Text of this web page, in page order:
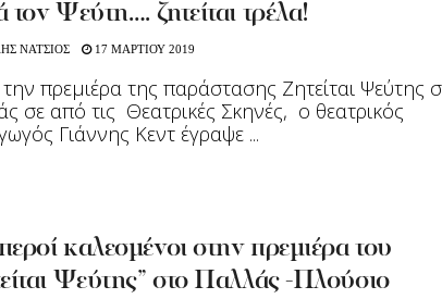
τον Ψεύτη…. ζητείται τρέλα!
ΝΑΤΣΙΟΣ 17 ΜΑΡΤΙΟΥ 2019
πρεμιέρα της παράστασης Ζητείται Ψεύτης
σε από τις Θεατρικές Σκηνές, ο θεατρικός
Γιάννης Κεντ έγραψε ...
καλεσμένοι στην πρεμιέρα του
Ψεύτης” στο Παλλάς -Πλούσιο